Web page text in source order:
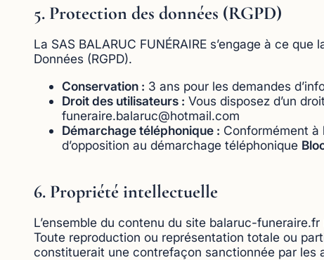
5. Protection des données (RGPD)
La SAS BALARUC FUNÉRAIRE s’engage à ce
Données (RGPD).
Conservation : 3 ans pour les demandes
Droit des utilisateurs : Vous disposez d’un
funeraire.balaruc@hotmail.com
Démarchage téléphonique : Conformément à
d’opposition au démarchage téléphonique
6. Propriété intellectuelle
L’ensemble du contenu du site balaruc-
Toute reproduction ou représentation totale ou
constituerait une contrefaçon sanctionnée par